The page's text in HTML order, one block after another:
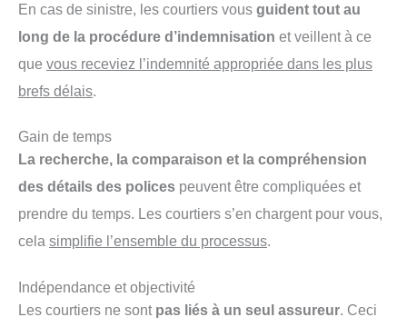
En cas de sinistre, les courtiers vous guident tout au
long de la procédure d’indemnisation et veillent à ce
que vous receviez l’indemnité appropriée dans les plus
brefs délais.
Gain de temps
La recherche, la comparaison et la compréhension
des détails des polices peuvent être compliquées et
prendre du temps. Les courtiers s’en chargent pour vous,
cela simplifie l’ensemble du processus.
Indépendance et objectivité
Les courtiers ne sont pas liés à un seul assureur . Ceci